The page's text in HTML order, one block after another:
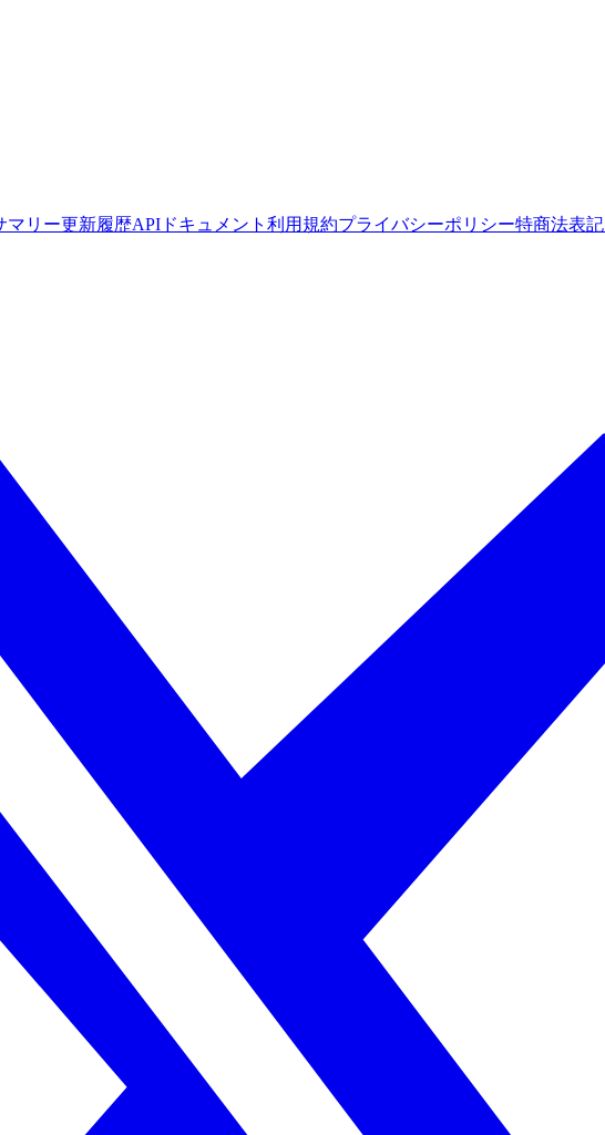
マリー更新履歴APIドキュメント 利用規約プライバシーポリシー特商法表記